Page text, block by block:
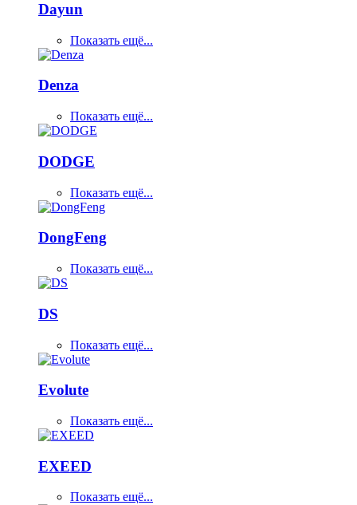
Dayun
Показать ещё...
Denza
Показать ещё...
DODGE
Показать ещё...
DongFeng
Показать ещё...
DS
Показать ещё...
Evolute
Показать ещё...
EXEED
Показать ещё...